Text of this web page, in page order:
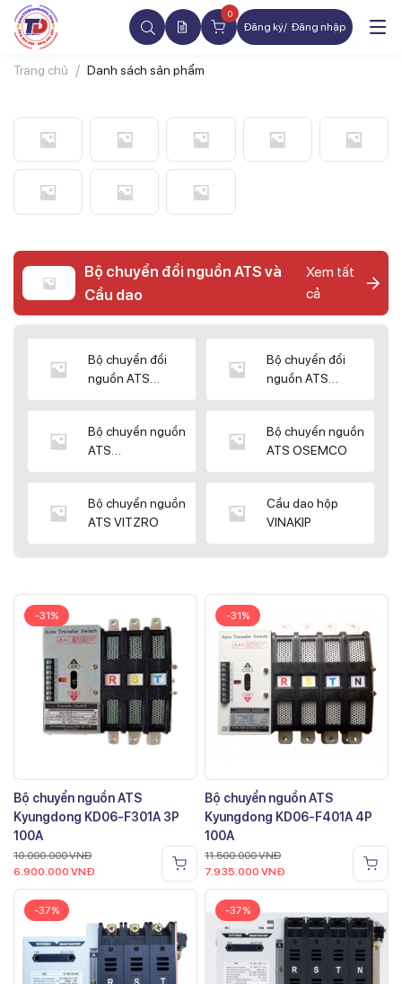
0
Đăng ký Đăng nhập
Trang chủ Danh sách sản phẩm
Bộ chuyển đổi nguồn ATS và
Cầu dao
Xem tất
cả
Bộ chuyển đổi
nguồn ATS
Bộ chuyển đổi
nguồn ATS
Bộ chuyển nguồn
ATS
Bộ chuyển nguồn
ATS OSEMCO
Bộ chuyển nguồn
ATS VITZRO
Cầu dao hộp
VINAKIP
-31%
Bộ chuyển nguồn ATS
Kyungdong KD06-F301A 3P
100A
10.000.000VNĐ
6.900.000 VNĐ
-31%
Bộ chuyển nguồn ATS
Kyungdong KD06-F401A 4P
100A
11.500.000VNĐ
7.935.000 VNĐ
-37% -37%